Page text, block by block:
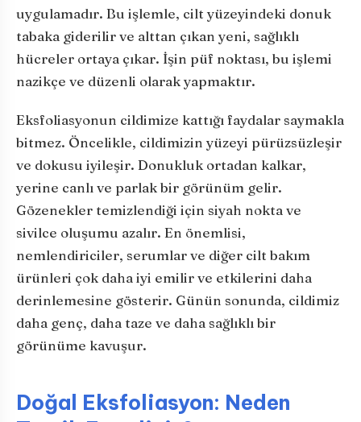
uygulamadır. Bu işlemle, cilt yüzeyindeki donuk
tabaka giderilir ve alttan çıkan yeni, sağlıklı
hücreler ortaya çıkar. İşin püf noktası, bu işlemi
nazikçe ve düzenli olarak yapmaktır.
Eksfoliasyonun cildimize kattığı faydalar saymakla
bitmez. Öncelikle, cildimizin yüzeyi pürüzsüzleşir
ve dokusu iyileşir. Donukluk ortadan kalkar,
yerine canlı ve parlak bir görünüm gelir.
Gözenekler temizlendiği için siyah nokta ve
sivilce oluşumu azalır. En önemlisi,
nemlendiriciler, serumlar ve diğer cilt bakım
ürünleri çok daha iyi emilir ve etkilerini daha
derinlemesine gösterir. Günün sonunda, cildimiz
daha genç, daha taze ve daha sağlıklı bir
görünüme kavuşur.
Doğal Eksfoliasyon: Neden